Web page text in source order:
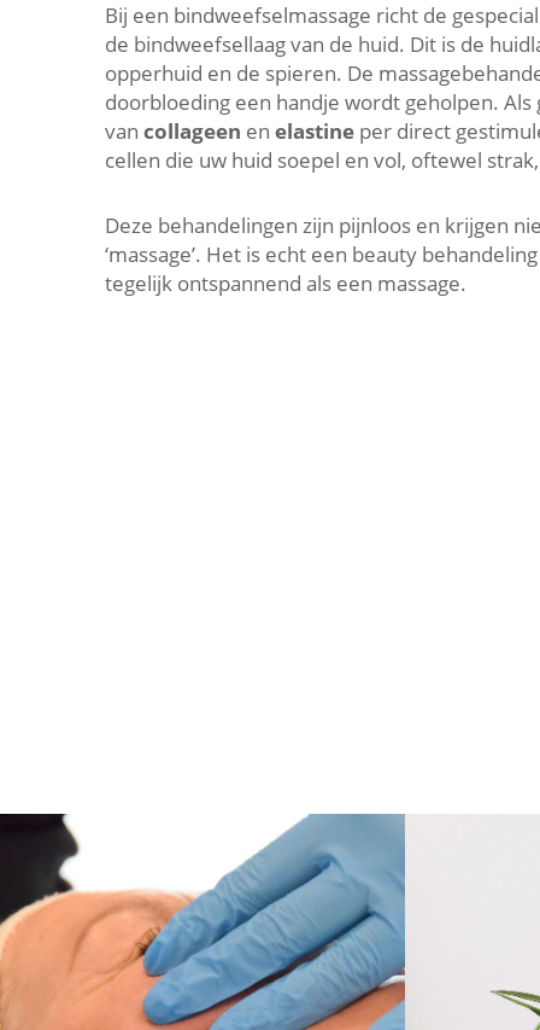
Bij een bindweefselmassage richt de
de bindweefsellaag van de huid. Dit is de
opperhuid en de spieren. De
doorbloeding een handje wordt geholpen.
van collageen en elastine per direct
cellen die uw huid soepel en vol, oftewel
Deze behandelingen zijn pijnloos en krijgen
‘massage’. Het is echt een beauty
tegelijk ontspannend als een massage.